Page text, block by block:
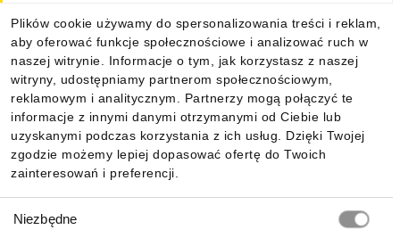
Plików cookie używamy do spersonalizowania treści i reklam,
aby oferować funkcje społecznościowe i analizować ruch w
naszej witrynie. Informacje o tym, jak korzystasz z naszej
witryny, udostępniamy partnerom społecznościowym,
reklamowym i analitycznym. Partnerzy mogą połączyć te
informacje z innymi danymi otrzymanymi od Ciebie lub
uzyskanymi podczas korzystania z ich usług. Dzięki Twojej
zgodzie możemy lepiej dopasować ofertę do Twoich
zainteresowań i preferencji.
zgody
Niezbędne
Informacje
Pobierz naszą aplikację mobilną: